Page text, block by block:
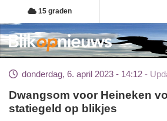
Overslaan
en
naar
de
gaan
15 graden
donderdag, 6. april 2023 - 14:12
Dwangsom voor Heineken voor ontbreken
statiegeld op blikjes